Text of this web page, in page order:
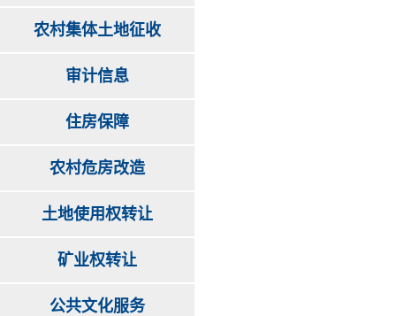
农村集体土地征收
审计信息
住房保障
农村危房改造
土地使用权转让
矿业权转让
公共文化服务